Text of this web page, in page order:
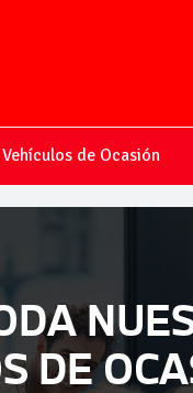
Vehículos de Ocasión